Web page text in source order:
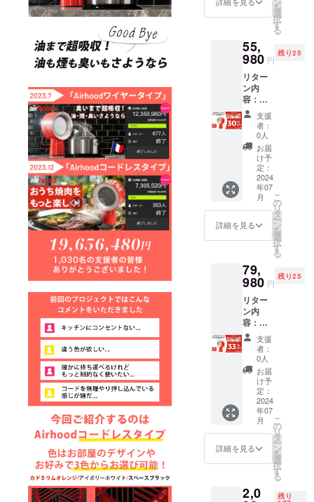
により
量産効
上した
場合、
正規販
売価格
が販売
予定価
格より
下がる
可能性
もござ
いま
す。 ※
品が発
生する
ます。
ご了承
頂いた
上でご
支援頂
けます
様お願
い致し
ます。
2024年
08月か
らオン
ライン
ショッ
プなど
般販売
開始予
となり
ます。
※ご注文
状況、
使用部
材の供
給状
況、製
造工程
上の都
合など
により
出荷時
期が遅
れる場
合がご
ざいま
により
量産効
上した
場合、
正規販
売価格
が販売
予定価
格より
下がる
可能性
もござ
いま
す。 ※
品が発
生する
ます。
)：
33.2*22
cm ・重
量：
1.95kg
・カー
トンサ
イズ：
20.0*26
.0*37.0
cm 一般
予定販
売価
額：
79,960
円 ※本
リター
ンの価
格は
となり
ます。
※ご注文
状況、
使用部
材の供
給状
況、製
造工程
上の都
合など
により
出荷時
期が遅
れる場
合がご
ざいま
により
を
選
択
す
る
55,
980 円
残り25
リター
ン内
容：
Airhood
コード
レス【3
色から
お選び
頂けま
す】×2
セット
・本体
サイズ
(H*W*D
)：
33.2*22
cm ・重
量：
1.95kg
・カー
トンサ
イズ：
20.0*26
.0*37.0
cm 一般
予定販
売価
額：
79,960
円 ※本
リター
ンの価
格は
となり
支援
者：
0人
お届
け予
定：
2024
年07
月
詳細を見る
こ
の
リ
タ
ー
ン
を
選
択
す
る
79,
980 円
残り25
リター
ン内
容：
Airhood
コード
レス【3
色から
お選び
頂けま
す】×3
セット
・本体
サイズ
(H*W*D
)：
33.2*22
cm ・重
支援
者：
0人
お届
け予
定：
2024
年07
月
詳細を見る
こ
の
リ
タ
ー
ン
を
選
択
す
る
2,0 残り